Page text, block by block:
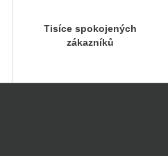
Tisíce spokojených
zákazníků